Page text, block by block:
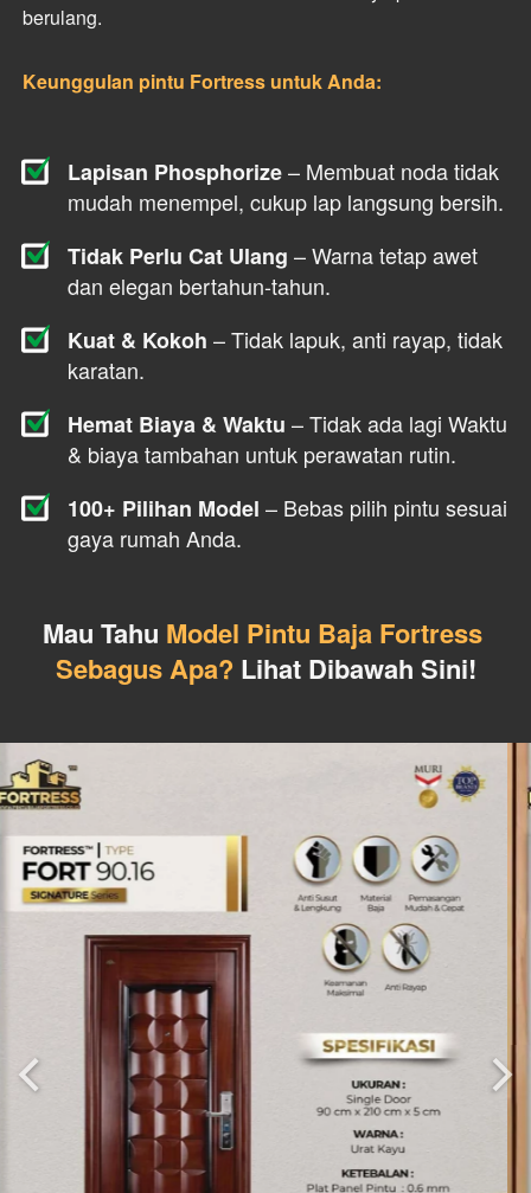
berulang.
Keunggulan pintu Fortress untuk Anda:
Lapisan Phosphorize – Membuat noda tidak
mudah menempel, cukup lap langsung bersih.
Tidak Perlu Cat Ulang – Warna tetap awet
dan elegan bertahun-tahun.
Kuat & Kokoh – Tidak lapuk, anti rayap, tidak
karatan.
Hemat Biaya & Waktu – Tidak ada lagi Waktu
& biaya tambahan untuk perawatan rutin.
100+ Pilihan Model – Bebas pilih pintu sesuai
gaya rumah Anda.
Mau Tahu Model Pintu Baja Fortress
Sebagus Apa? Lihat Dibawah Sini!